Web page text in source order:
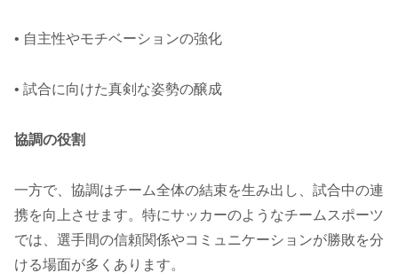
• 自主性やモチベーションの強化
• 試合に向けた真剣な姿勢の醸成
協調の役割
一方で、協調はチーム全体の結束を生み出し、試合中の連
携を向上させます。特にサッカーのようなチームスポーツ
では、選手間の信頼関係やコミュニケーションが勝敗を分
ける場面が多くあります。